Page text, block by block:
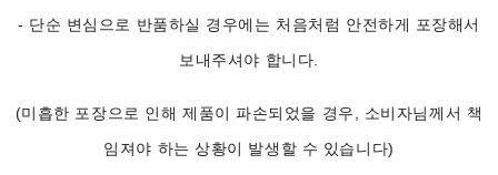
- 단순 변심으로 반품하실 경우에는 처음처럼 안전하게 포장해서
보내주셔야 합니다.
(미흡한 포장으로 인해 제품이 파손되었을 경우, 소비자님께서 책
임져야 하는 상황이 발생할 수 있습니다)